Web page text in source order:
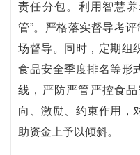
责任分包。利用智慧
管”。严格落实督导考
场督导。同时，定期组
食品安全季度排名等形
线，严防严管严控食
向、激励、约束作用，
助资金上予以倾斜。